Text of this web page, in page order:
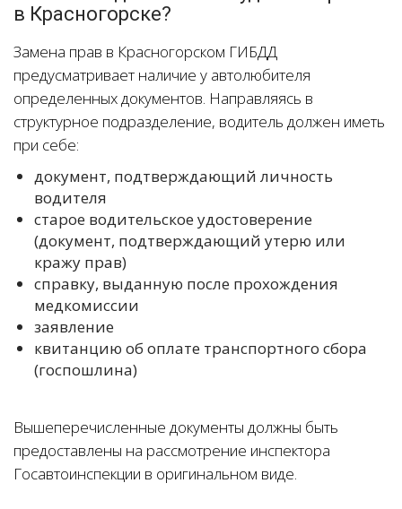
в Красногорске?
Замена прав в Красногорском ГИБДД
предусматривает наличие у автолюбителя
определенных документов. Направляясь в
структурное подразделение, водитель должен иметь
при себе:
документ, подтверждающий личность
водителя
старое водительское удостоверение
(документ, подтверждающий утерю или
кражу прав)
справку, выданную после прохождения
медкомиссии
заявление
квитанцию об оплате транспортного сбора
(госпошлина)
Вышеперечисленные документы должны быть
предоставлены на рассмотрение инспектора
Госавтоинспекции в оригинальном виде.